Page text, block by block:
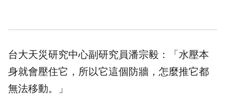
台大天災研究中心副研究員潘宗毅：「水壓本
身就會壓住它，所以它這個防牆，怎麼推它都
無法移動。」